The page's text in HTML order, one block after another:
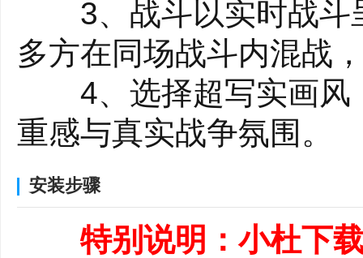
3、战斗以实时战斗
多方在同场战斗内混战
4、选择超写实画风
重感与真实战争氛围。
安装步骤
特别说明：小杜下载